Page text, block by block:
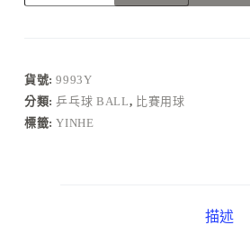
貨號:9993Y
分類:乒乓球 BALL, 比賽用球
標籤:YINHE
描述